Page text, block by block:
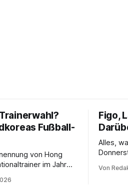
Fußball-
von Hong
im Jahr
Figo,
Alles,
Von